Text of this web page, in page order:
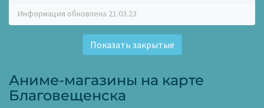
Информация обновлена 21.03.23
Показать закрытые
Аниме-магазины на карте
Благовещенска